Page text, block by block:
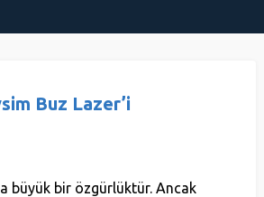
Buz Lazer’i
büyük bir özgürlüktür. Ancak